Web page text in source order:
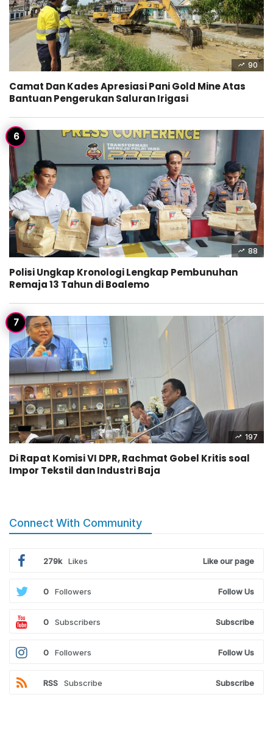
90
Camat Dan Kades Apresiasi Pani Gold Mine Atas
Bantuan Pengerukan Saluran Irigasi
88
Polisi Ungkap Kronologi Lengkap Pembunuhan
Remaja 13 Tahun di Boalemo
197
Di Rapat Komisi VI DPR, Rachmat Gobel Kritis soal
Impor Tekstil dan Industri Baja
Connect With Community
279k Likes Like our page
0 Followers Follow Us
0 Subscribers Subscribe
0 Followers Follow Us
RSS Subscribe Subscribe